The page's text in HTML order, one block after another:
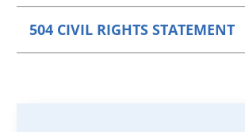
504 CIVIL RIGHTS STATEMENT